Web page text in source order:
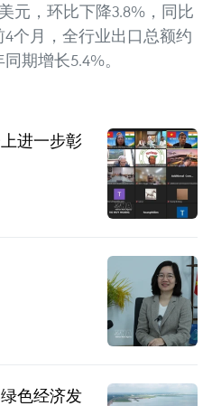
元，环比下降3.8%，同比
个月，全行业出口总额约
期增长5.4%。
进一步彰
色经济发